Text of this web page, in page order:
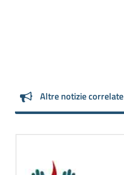
Altre notizie correlate